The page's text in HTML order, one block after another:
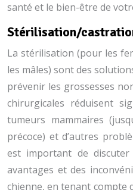
santé et le bien-être de
Stérilisation/
La stérilisation (pour les
les mâles) sont des
prévenir les grossesses
chirurgicales réduisent
tumeurs mammaires
précoce) et d’autres
est important de
avantages et des
chienne, en tenant compte